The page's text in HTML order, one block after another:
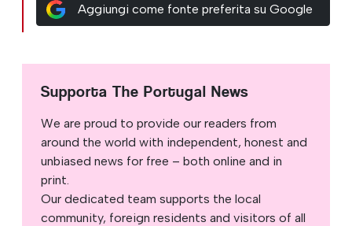
Aggiungi come fonte preferita su Google
Supporta The Portugal News
We are proud to provide our readers from
around the world with independent, honest and
unbiased news for free – both online and in
print.
Our dedicated team supports the local
community, foreign residents and visitors of all